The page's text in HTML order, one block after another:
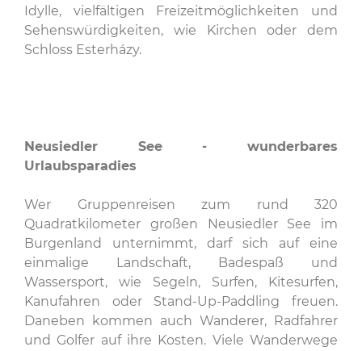
Idylle, vielfältigen Freizeitmöglichkeiten und
Sehenswürdigkeiten, wie Kirchen oder dem
Schloss Esterházy.
Neusiedler See - wunderbares
Urlaubsparadies
Wer Gruppenreisen zum rund 320
Quadratkilometer großen Neusiedler See im
Burgenland unternimmt, darf sich auf eine
einmalige Landschaft, Badespaß und
Wassersport, wie Segeln, Surfen, Kitesurfen,
Kanufahren oder Stand-Up-Paddling freuen.
Daneben kommen auch Wanderer, Radfahrer
und Golfer auf ihre Kosten. Viele Wanderwege